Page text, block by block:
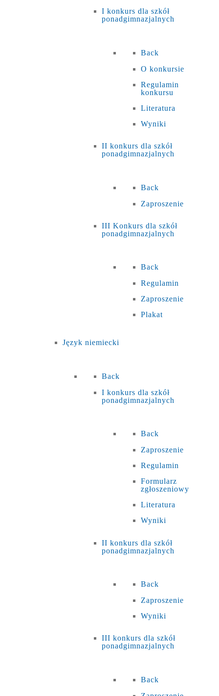
I konkurs dla szkół
ponadgimnazjalnych
Back
O konkursie
Regulamin
konkursu
Literatura
Wyniki
II konkurs dla szkół
ponadgimnazjalnych
Back
Zaproszenie
III Konkurs dla szkół
ponadgimnazjalnych
Back
Regulamin
Zaproszenie
Plakat
Język niemiecki
Back
I konkurs dla szkół
ponadgimnazjalnych
Back
Zaproszenie
Regulamin
Formularz
zgłoszeniowy
Literatura
Wyniki
II konkurs dla szkół
ponadgimnazjalnych
Back
Zaproszenie
Wyniki
III konkurs dla szkół
ponadgimnazjalnych
Back